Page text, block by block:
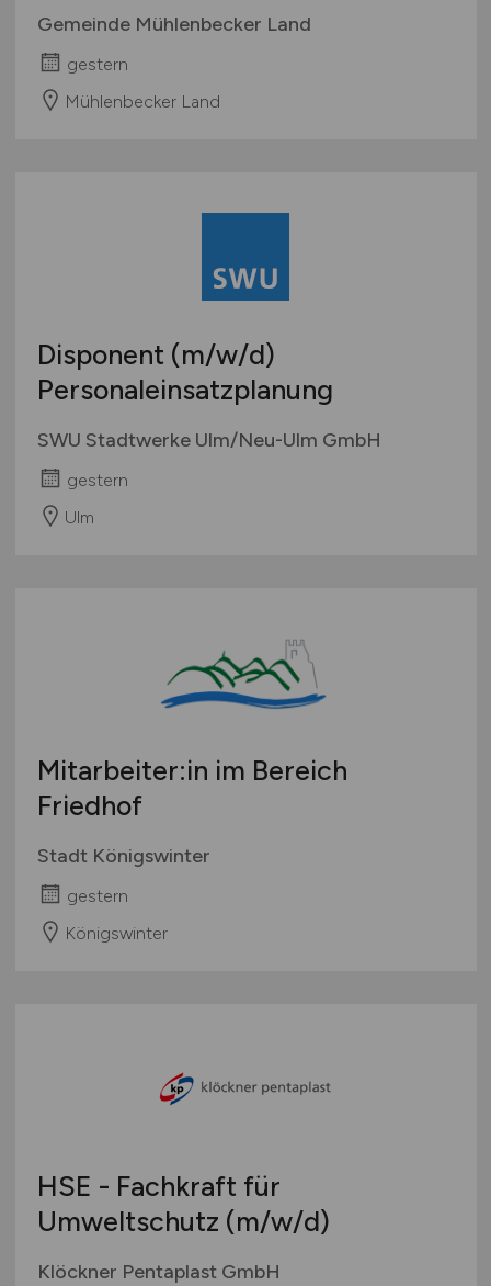
Gemeinde Mühlenbecker Land
gestern
Mühlenbecker Land
Disponent (m/w/d)
Personaleinsatzplanung
SWU Stadtwerke Ulm/Neu-Ulm GmbH
gestern
Ulm
Mitarbeiter:in im Bereich
Friedhof
Stadt Königswinter
gestern
Königswinter
HSE - Fachkraft für
Umweltschutz (m/w/d)
Klöckner Pentaplast GmbH